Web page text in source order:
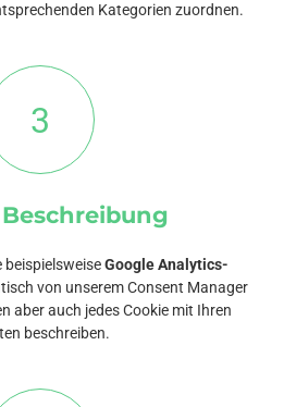
Kategorien zuordnen.
3
beispielsweiseGoogle Analytics-
von unserem Consent Manager
aber auch jedes Cookie mit Ihren
beschreiben.